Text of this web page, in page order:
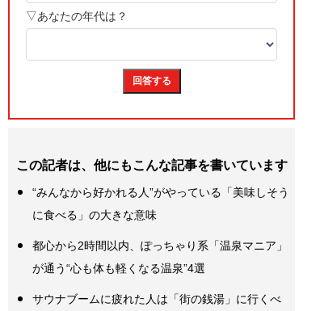
この記者は、他にもこんな記事を書いています
“みんなから好かれる人”がやっている「美味しそう
に食べる」の大きな意味
都心から2時間以内、ぽっちゃり系「温泉マニア」
が通う“心も体も軽くなる温泉”4選
サウナブームに疲れた人は「街の銭湯」に行くべ